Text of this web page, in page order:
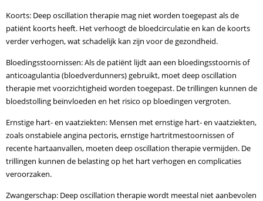
Koorts: Deep oscillation therapie mag niet worden toegepast als de
patiënt koorts heeft. Het verhoogt de bloedcirculatie en kan de koorts
verder verhogen, wat schadelijk kan zijn voor de gezondheid.
Bloedingsstoornissen: Als de patiënt lijdt aan een bloedingsstoornis of
anticoagulantia (bloedverdunners) gebruikt, moet deep oscillation
therapie met voorzichtigheid worden toegepast. De trillingen kunnen de
bloedstolling beïnvloeden en het risico op bloedingen vergroten.
Ernstige hart- en vaatziekten: Mensen met ernstige hart- en vaatziekten,
zoals onstabiele angina pectoris, ernstige hartritmestoornissen of
recente hartaanvallen, moeten deep oscillation therapie vermijden. De
trillingen kunnen de belasting op het hart verhogen en complicaties
veroorzaken.
Zwangerschap: Deep oscillation therapie wordt meestal niet aanbevolen